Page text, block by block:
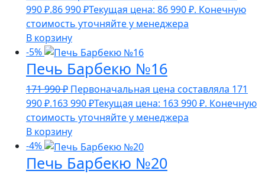
990 ₽.86 990₽Текущая цена: 86 990 ₽. Конечную
стоимость уточняйте у менеджера
В корзину
-5%
Печь Барбекю №16
171 990₽ Первоначальная цена составляла 171
990 ₽.163 990₽Текущая цена: 163 990 ₽. Конечную
стоимость уточняйте у менеджера
В корзину
-4%
Печь Барбекю №20